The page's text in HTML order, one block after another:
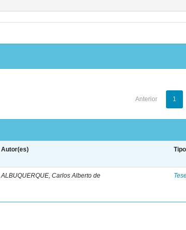
Anterior 1
Autor(es) Tipo
ALBUQUERQUE, Carlos Alberto de